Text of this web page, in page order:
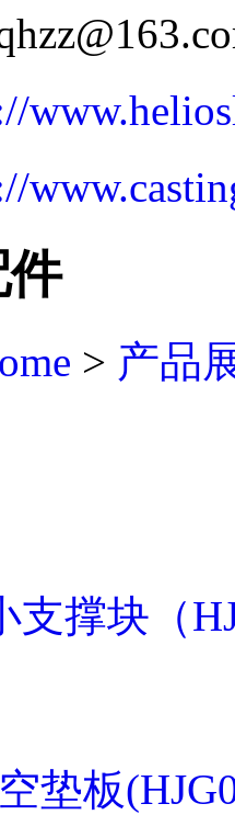
> 产品
支撑块（
垫板